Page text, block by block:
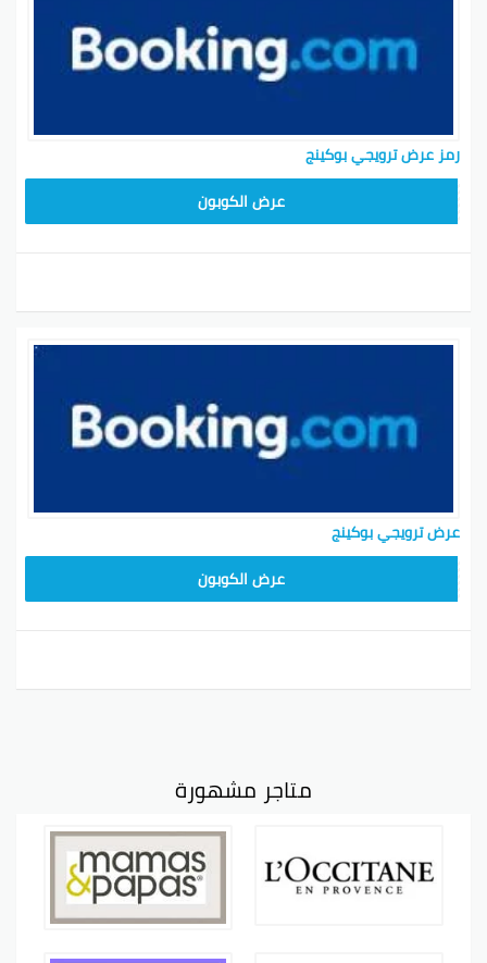
رمز عرض ترويجي بوكينج
عرض الكوبون
عرض ترويجي بوكينج
عرض الكوبون
متاجر مشهورة